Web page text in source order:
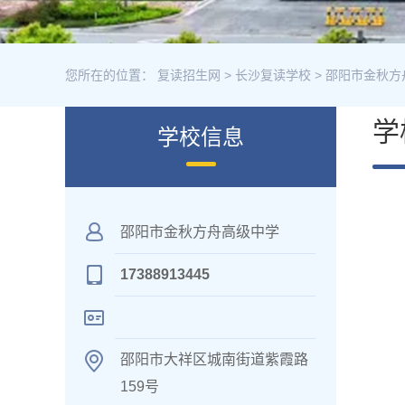
您所在的位置： 复读招生网 > 长沙复读学校 > 邵阳市金秋方
学校信息
邵阳市金秋方舟高级中学
17388913445
邵阳市大祥区城南街道紫霞路
159号